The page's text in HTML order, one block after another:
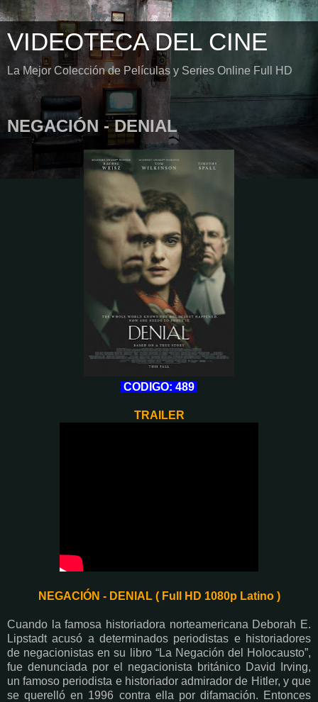
VIDEOTECA DEL CINE
La Mejor Colección de Películas y Series Online Full HD
NEGACIÓN - DENIAL
CODIGO: 489
TRAILER
NEGACIÓN - DENIAL ( Full HD 1080p Latino )
Cuando la famosa historiadora norteamericana Deborah E.
Lipstadt acusó a determinados periodistas e historiadores
de negacionistas en su libro “La Negación del Holocausto”,
fue denunciada por el negacionista británico David Irving,
un famoso periodista e historiador admirador de Hitler, y que
se querelló en 1996 contra ella por difamación. Entonces